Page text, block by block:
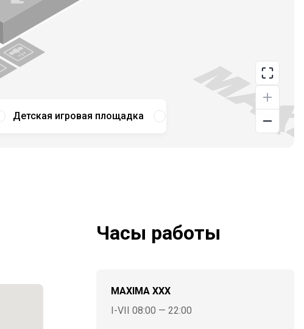
Детская игровая площадка Заправочная станция
Часы работы
MAXIMA XXX
I-VII 08:00 — 22:00